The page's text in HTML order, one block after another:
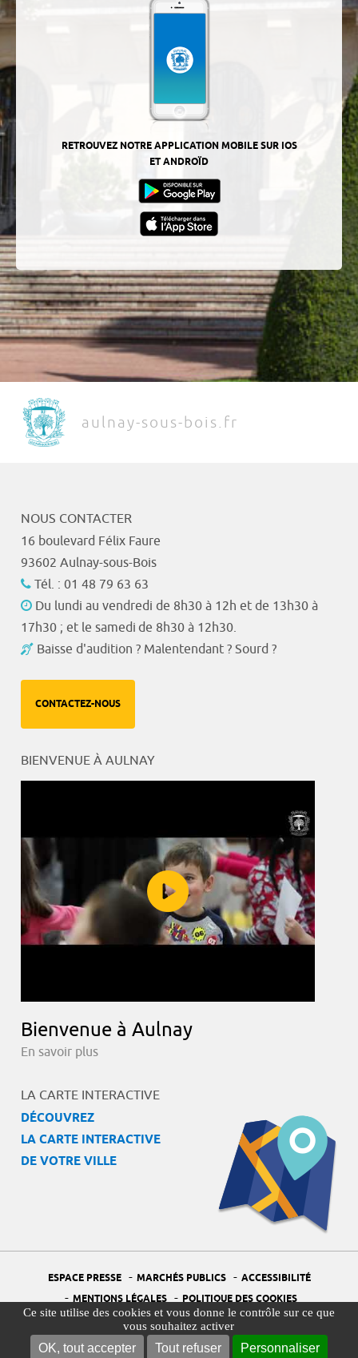
Ce site utilise des cookies et vous donne le contrôle sur ce que
vous souhaitez activer
OK, tout accepter Tout refuser Personnaliser
RETROUVEZ NOTRE APPLICATION MOBILE SUR IOS
ET ANDROÏD
aulnay-sous-bois.fr
NOUS CONTACTER
16 boulevard Félix Faure
93602 Aulnay-sous-Bois
Tél. : 01 48 79 63 63
Du lundi au vendredi de 8h30 à 12h et de 13h30 à
17h30 ; et le samedi de 8h30 à 12h30.
Baisse d'audition ? Malentendant ? Sourd ?
CONTACTEZ-NOUS
BIENVENUE À AULNAY
Bienvenue à Aulnay
En savoir plus
LA CARTE INTERACTIVE
DÉCOUVREZ
LA CARTE INTERACTIVE
DE VOTRE VILLE
ESPACE PRESSE - MARCHÉS PUBLICS - ACCESSIBILITÉ
- MENTIONS LÉGALES - POLITIQUE DES COOKIES
PORTAIL DÉLÉGUÉ À LA PROTECTION DES DONNÉES - PLAN DU SITE
- GESTION DES COOKIES